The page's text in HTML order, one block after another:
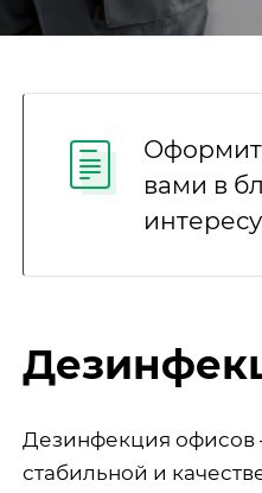
вами в
Дезинфекция офисов
стабильной и